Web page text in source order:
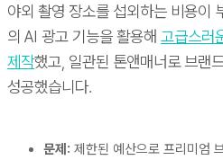
야외 촬영 장소를 섭외하는 비용이
의 AI 광고 기능을 활용해 고급스러
제작했고, 일관된 톤앤매너로 브랜
성공했습니다.
문제: 제한된 예산으로 프리미엄